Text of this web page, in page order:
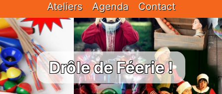
Ateliers
Agenda Contact
Drôle de Féerie !